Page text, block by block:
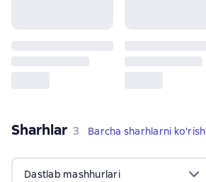
Sharhlar 3 sharhlar
3 Barcha sharhlarni ko'rish
Dastlab mashhurlari